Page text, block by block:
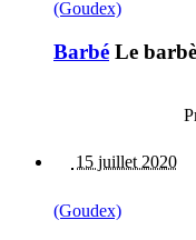
(Goudex)
Barbé Le
15 juillet 2020
(Goudex)